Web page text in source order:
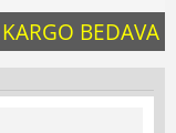
BEDAVA